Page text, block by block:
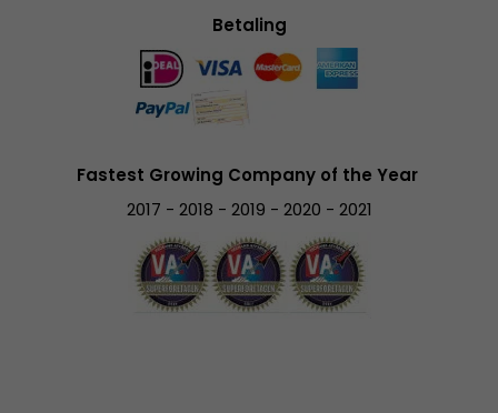
Betaling
Fastest Growing Company of the Year
2017 - 2018 - 2019 - 2020 - 2021